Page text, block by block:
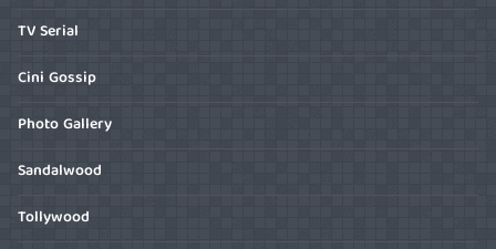
TV Serial
Cini Gossip
Photo Gallery
Sandalwood
Tollywood